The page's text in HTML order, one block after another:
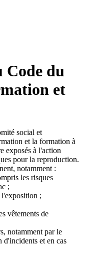
Code du
et
social et
et la formation à
exposés à l'action
pour la reproduction.
notamment :
les risques
;
l'exposition ;
vêtements de
notamment par le
et en cas